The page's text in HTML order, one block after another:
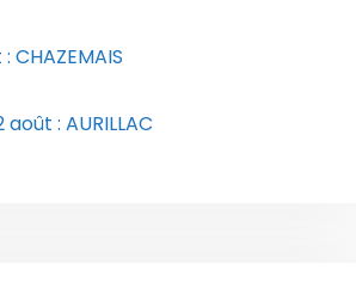
CHAZEMAIS
: AURILLAC